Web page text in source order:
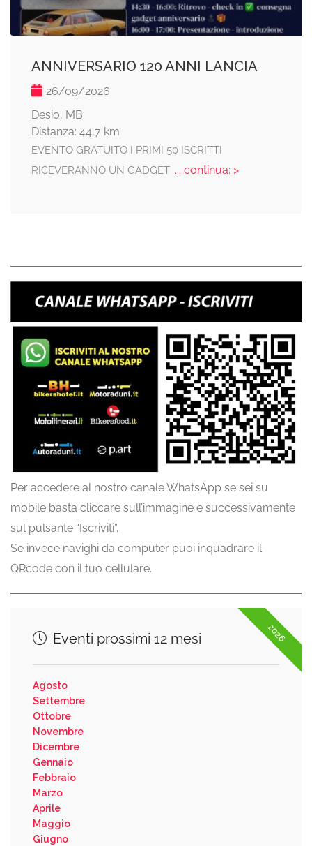
ANNIVERSARIO 120 ANNI LANCIA
26/09/2026
Desio, MB
Distanza: 44,7 km
EVENTO GRATUITO I PRIMI 50 ISCRITTI
RICEVERANNO UN GADGET... continua: >
Per accedere al nostro canale WhatsApp se sei su
mobile basta cliccare sull’immagine e successivamente
sul pulsante “Iscriviti”.
Se invece navighi da computer puoi inquadrare il
QRcode con il tuo cellulare.
2026
Eventi prossimi 12 mesi
Agosto
Settembre
Ottobre
Novembre
Dicembre
Gennaio
Febbraio
Marzo
Aprile
Maggio
Giugno